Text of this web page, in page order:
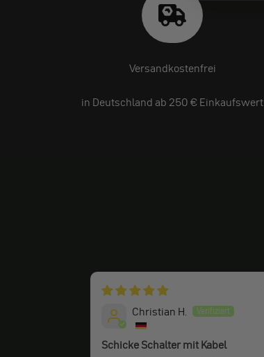
Versandkostenfrei
in Deutschland ab 250 € Einkaufswert
Christian H.
Schicke Schalter mit Kabel